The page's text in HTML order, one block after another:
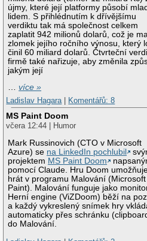
újmy, které její platformy působí
lidem. S přihlédnutím k dřívějšímu
verdiktu tak má společnost celkem
zaplatit 942 milionů dolarů, což je
zlomek jejího ročního výnosu, který
činil 60 miliard dolarů. Čtvrteční
firmě také nařizuje, aby změnila
jakým její
…více »
Ladislav Hagara
Komentářů: 8
MS Paint Doom
včera 12:44 | Humor
Mark Russinovich (CTO v Microsoft
Azure) se na LinkedIn pochlubil
projektem MS Paint Doom
pomocí Claude. Hru Doom
hrát v programu Malování (Microsoft
Paint). Malování funguje jako
Herní engine (ViZDoom) běží na
a každý vykreslený snímek hry
automaticky přes schránku
do Malování.